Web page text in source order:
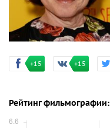
+15 +15
Рейтинг фильмографии: